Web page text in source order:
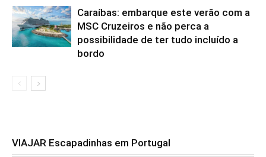
Caraíbas: embarque este verão com a
MSC Cruzeiros e não perca a
possibilidade de ter tudo incluído a
bordo
VIAJAR Escapadinhas em Portugal